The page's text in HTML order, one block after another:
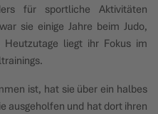
für sportliche Aktivitäten
sie einige Jahre beim Judo,
liegt ihr Fokus im
ist, hat sie über ein halbes
ausgeholfen und hat dort ihren